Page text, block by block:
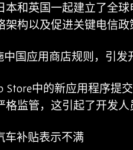
和英国一起建立了全
构以及促进关键电信
国应用商店规则，引发
中的新应用程序提
监管，这引起了开发
车补贴表示不满